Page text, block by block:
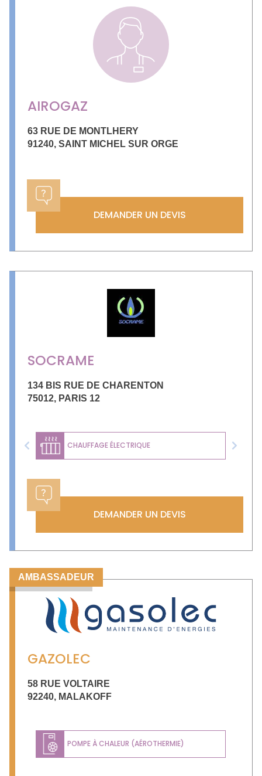
AIROGAZ
63 RUE DE MONTLHERY
91240, SAINT MICHEL SUR ORGE
DEMANDER UN DEVIS
SOCRAME
134 BIS RUE DE CHARENTON
75012, PARIS 12
CHAUFFAGE ÉLECTRIQUE
Previous Next
DEMANDER UN DEVIS
AMBASSADEUR
GAZOLEC
58 RUE VOLTAIRE
92240, MALAKOFF
POMPE À CHALEUR (AÉROTHERMIE)